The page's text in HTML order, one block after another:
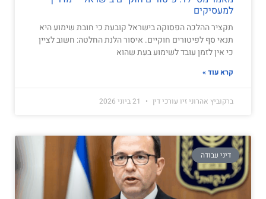
למעסיקים
תקציר ההלכה הפסוקה בישראל קובעת כי חובת שימוע היא
תנאי סף לפיטורים חוקיים. איסור הלנת החלטה: חשוב לציין
כי אין לזמן עובד לשימוע בעת שהוא
קרא עוד »
ברקוביץ אהרוני זיו עורכי דין
דיני עבודה